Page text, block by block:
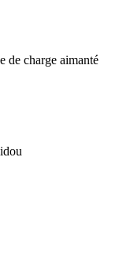
de charge aimanté